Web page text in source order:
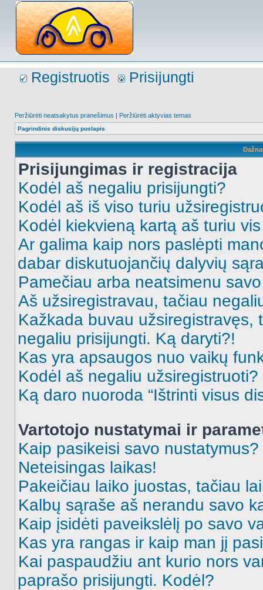
Registruotis Prisijungti
Peržiūrėti neatsakytus pranešimus | Peržiūrėti aktyvias temas
Pagrindinis diskusijų puslapis
Prisijungimas ir registracija
Kodėl aš negaliu prisijungti?
Kodėl aš iš viso turiu
Kodėl kiekvieną kartą aš turiu
Ar galima kaip nors paslėpti
dabar diskutuojančių dalyvių
Pamečiau arba neatsimenu
Aš užsiregistravau, tačiau
Kažkada buvau užsiregistravęs,
negaliu prisijungti. Ką daryti?!
Kas yra apsaugos nuo vaikų
Kodėl aš negaliu užsiregistruoti?
Ką daro nuoroda “Ištrinti visus
Vartotojo nustatymai ir
Kaip pasikeisi savo nustatymus?
Neteisingas laikas!
Pakeičiau laiko juostas, tačiau
Kalbų sąraše aš nerandu savo
Kaip įsidėti paveikslėlį po savo
Kas yra rangas ir kaip man jį
Kai paspaudžiu ant kurio nors
paprašo prisijungti. Kodėl?